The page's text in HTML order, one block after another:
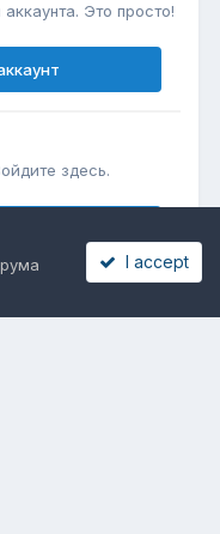
Это просто!
здесь.
I accept